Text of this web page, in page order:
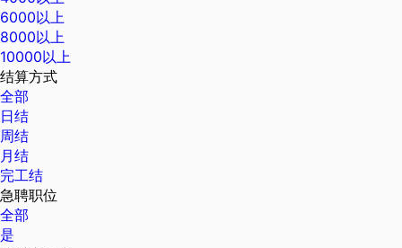
6000以上
8000以上
10000以上
结算方式
全部
日结
周结
月结
完工结
急聘职位
全部
是